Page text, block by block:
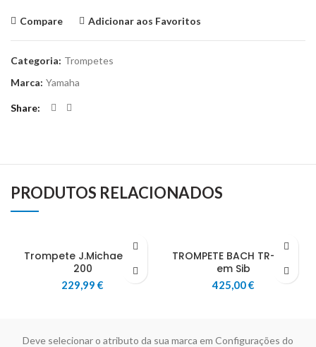
Compare Adicionar aos Favoritos
Categoria: Trompetes
Marca: Yamaha
Share
PRODUTOS RELACIONADOS
Trompete J.Michael TR
200
229,99 €
TROMPETE BACH TR-655
em Sib
425,00€
Deve selecionar o atributo da sua marca em Configurações do